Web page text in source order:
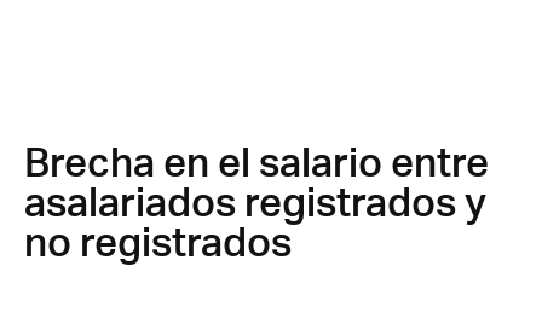
Brecha en el salario entre
asalariados registrados y
no registrados